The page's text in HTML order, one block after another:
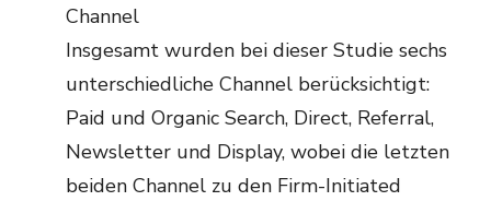
Channel
Insgesamt wurden bei dieser Studie sechs
unterschiedliche Channel berücksichtigt:
Paid und Organic Search, Direct, Referral,
Newsletter und Display, wobei die letzten
beiden Channel zu den Firm-Initiated